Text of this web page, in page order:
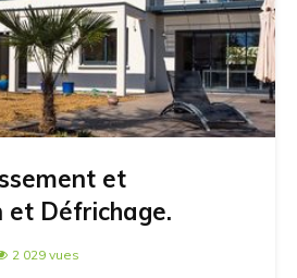
et
et Défrichage.
2 029 vues